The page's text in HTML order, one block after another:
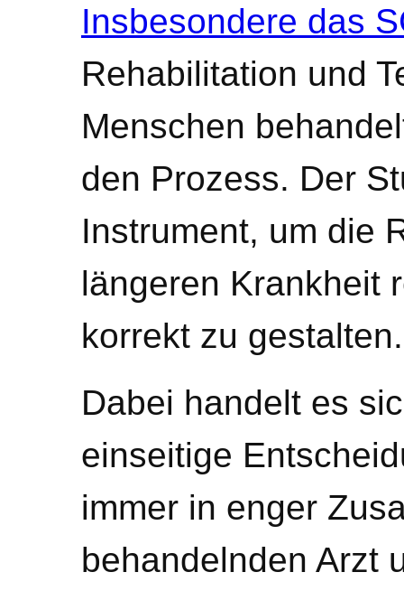
Insbesondere das
Rehabilitation und
Menschen
den Prozess. Der
Instrument, um die
längeren Krankheit
korrekt zu gestalten.
Dabei handelt es
einseitige
immer in enger
behandelnden Arzt